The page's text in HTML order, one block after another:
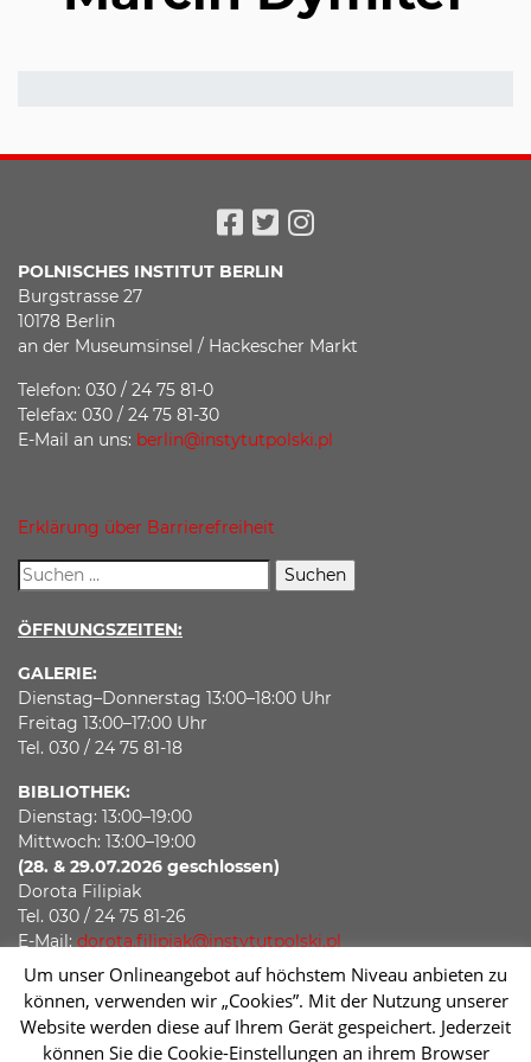
Facebook
Twitter
POLNISCHES INSTITUT BERLIN
Burgstrasse 27
10178 Berlin
an der Museumsinsel / Hackescher Markt
Telefon: 030 / 24 75 81-0
Telefax: 030 / 24 75 81-30
E-Mail an uns: berlin@instytutpolski.pl
Erklärung über Barrierefreiheit
ÖFFNUNGSZEITEN:
GALERIE:
Dienstag–Donnerstag 13:00–18:00 Uhr
Freitag 13:00–17:00 Uhr
Tel. 030 / 24 75 81-18
BIBLIOTHEK:
Dienstag: 13:00–19:00
Mittwoch: 13:00–19:00
(28. & 29.07.2026 geschlossen)
Dorota Filipiak
Tel. 030 / 24 75 81-26
E-Mail: dorota.filipiak@instytutpolski.pl
Mit Ihrer Teilnahme an unseren Veranstaltungen erklären
Sie sich damit einverstanden, dass Ihr Bild auf Fotos, die
während der Veranstaltung aufgenommen werden,
Um unser Onlineangebot auf höchstem Niveau anbieten zu
können, verwenden wir „Cookies”. Mit der Nutzung unserer
Website werden diese auf Ihrem Gerät gespeichert. Jederzeit
können Sie die Cookie-Einstellungen an ihrem Browser